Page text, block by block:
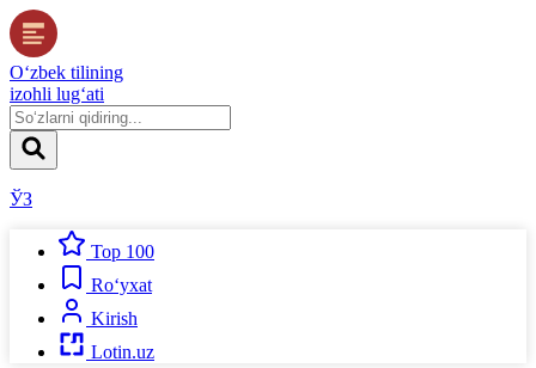
O‘zbek tilining
izohli lug‘ati
ЎЗ
Top 100
Ro‘yxat
Kirish
Lotin.uz